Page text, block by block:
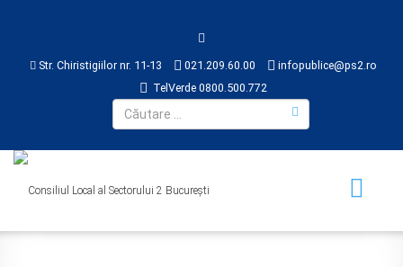
Str. Chiristigiilor nr. 11-13 021.209.60.00
infopublice@ps2.ro
TelVerde 0800.500.772